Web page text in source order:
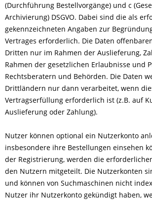
(Durchführung Bestellvorgänge) und c
Archivierung) DSGVO. Dabei sind die als
gekennzeichneten Angaben zur
Vertrages erforderlich. Die Daten
Dritten nur im Rahmen der Auslieferung,
Rahmen der gesetzlichen Erlaubnisse und
Rechtsberatern und Behörden. Die Daten
Drittländern nur dann verarbeitet, wenn
Vertragserfüllung erforderlich ist (z.B. auf
Auslieferung oder Zahlung).
Nutzer können optional ein Nutzerkonto
insbesondere ihre Bestellungen einsehen
der Registrierung, werden die
den Nutzern mitgeteilt. Die Nutzerkonten
und können von Suchmaschinen nicht
Nutzer ihr Nutzerkonto gekündigt haben,